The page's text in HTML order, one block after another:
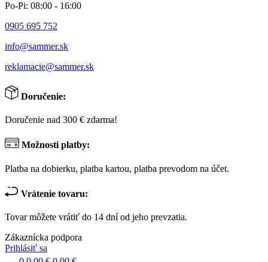
Po-Pi: 08:00 - 16:00
0905 695 752
info@sammer.sk
reklamacie@sammer.sk
Doručenie:
Doručenie nad 300 € zdarma!
Možnosti platby:
Platba na dobierku, platba kartou, platba prevodom na účet.
Vrátenie tovaru:
Tovar môžete vrátiť do 14 dní od jeho prevzatia.
Zákaznícka podpora
Prihlásiť sa